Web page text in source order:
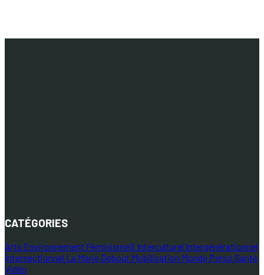
CATÉGORIES
Arts Environnement FéminismeS Interculturel Intergénérationnel
Intersectionnel La Marie Debout Mobilisation Monde Perso Santé
Vidéo